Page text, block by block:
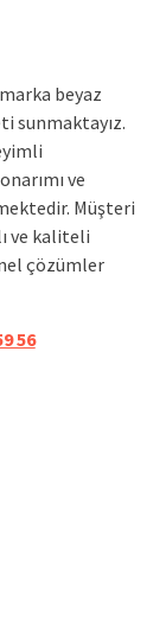
beyaz
sunmaktayız.
ve
Müşteri
ve kaliteli
çözümler
56